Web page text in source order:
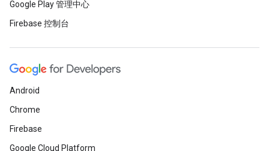
Google Play 管理中心
Firebase 控制台
Android
Chrome
Firebase
Google Cloud Platform